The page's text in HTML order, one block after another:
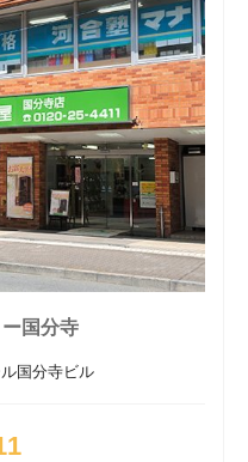
リー国分寺]
夫婦位牌をご存
リー国分寺]
2026年 お盆大感
リー国分寺]
メモリアルギャ
国分寺
国分寺ビル